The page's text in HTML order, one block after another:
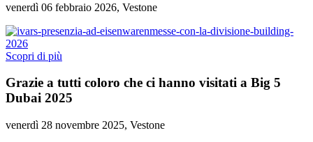
venerdì 06 febbraio 2026, Vestone
Scopri di più
Grazie a tutti coloro che ci hanno visitati a Big 5
Dubai 2025
venerdì 28 novembre 2025, Vestone